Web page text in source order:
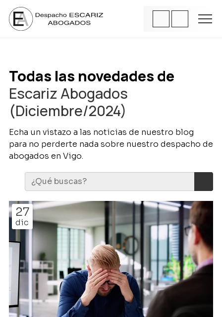
Todas las novedades de
Escariz Abogados
(Diciembre/2024)
Echa un vistazo a las noticias de nuestro blog
para no perderte nada sobre nuestro despacho de
abogados en Vigo.
27
dic